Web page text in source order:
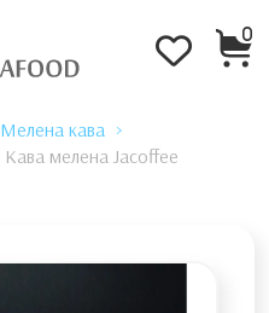
0
Мелена кава
Кава мелена Jacoffee